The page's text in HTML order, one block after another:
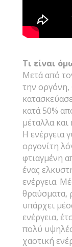
Τι είναι
Μετά από
την οργόνη,
κατά 50%
μέταλλα
Η ενέργεια
οργονίτη
φτιαγμένη
ένας
ενέργεια.
θραύσματα,
υπάρχει
ενέργεια,
πολύ
χαοτική